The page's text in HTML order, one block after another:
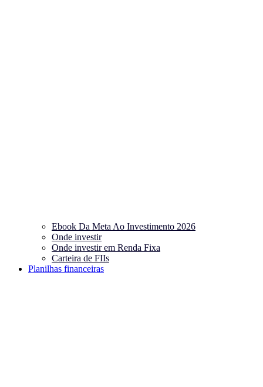
Ebook Da Meta Ao Investimento 2026
Onde investir
Onde investir em Renda Fixa
Carteira de FIIs
Planilhas financeiras